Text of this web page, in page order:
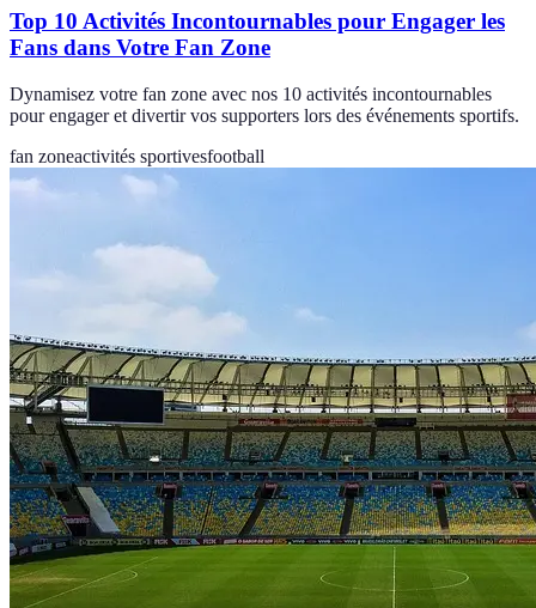
Top 10 Activités Incontournables pour Engager les
Fans dans Votre Fan Zone
Dynamisez votre fan zone avec nos 10 activités incontournables
pour engager et divertir vos supporters lors des événements sportifs.
fan zoneactivités sportivesfootball